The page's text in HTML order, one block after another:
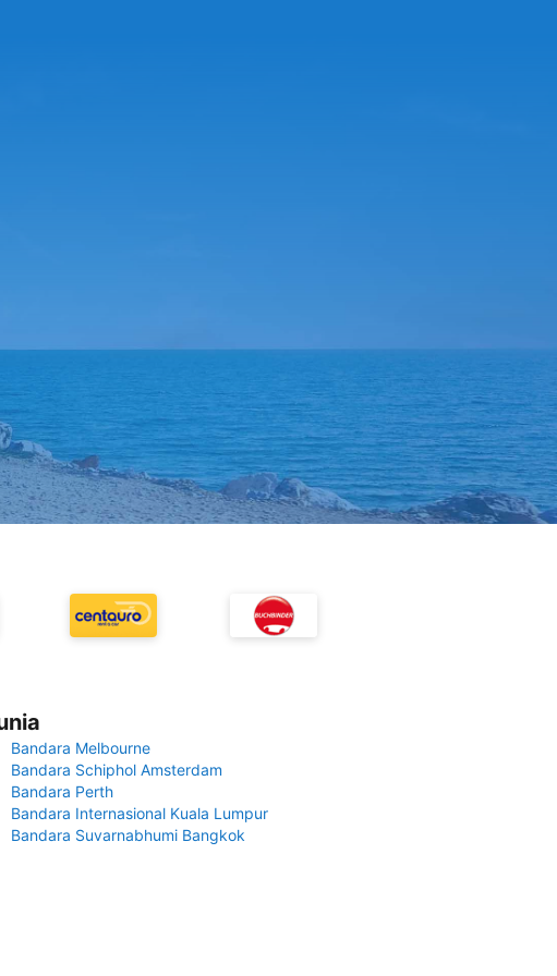
Bandara Melbourne
Bandara Schiphol Amsterdam
Bandara Perth
Bandara Internasional Kuala Lumpur
Bandara Suvarnabhumi Bangkok